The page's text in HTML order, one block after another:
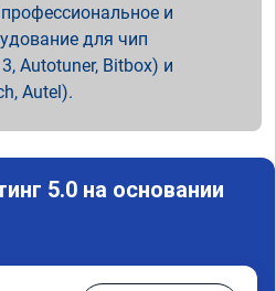
и
для чип
Autotuner, Bitbox) и
Autel).
5.0 на основании